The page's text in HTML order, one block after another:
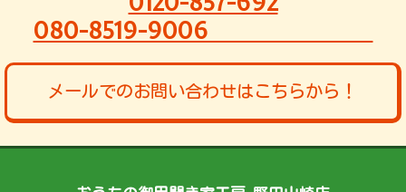
080-8519-9006
メールでのお問い合わせはこちらから！